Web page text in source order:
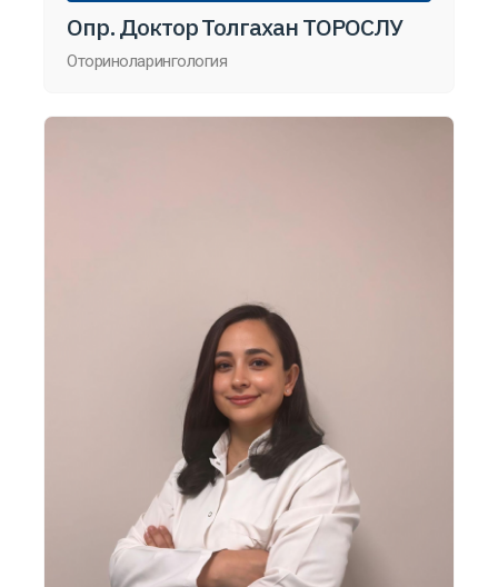
Опр. Доктор Толгахан ТОРОСЛУ
Оториноларингология